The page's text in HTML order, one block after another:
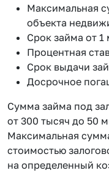
Максимальная
объекта
Срок займа от 1
Процентная
Срок выдачи
Досрочное
Сумма займа под
от 300 тысяч до 50
Максимальная
стоимостью
на определенный